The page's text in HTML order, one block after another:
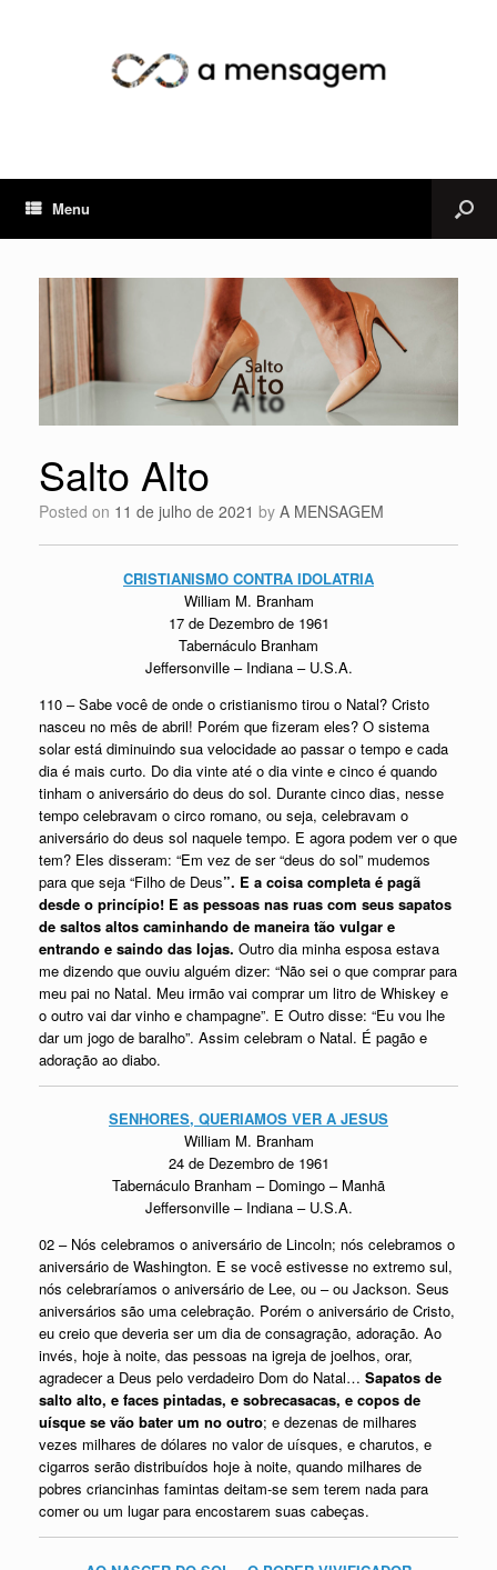
Menu
Salto Alto
Posted on 11 de julho de 2021 by A MENSAGEM
CRISTIANISMO CONTRA IDOLATRIA
William M. Branham
17 de Dezembro de 1961
Tabernáculo Branham
Jeffersonville – Indiana – U.S.A.
110 – Sabe você de onde o cristianismo tirou o Natal? Cristo
nasceu no mês de abril! Porém que fizeram eles? O sistema
solar está diminuindo sua velocidade ao passar o tempo e cada
dia é mais curto. Do dia vinte até o dia vinte e cinco é quando
tinham o aniversário do deus do sol. Durante cinco dias, nesse
tempo celebravam o circo romano, ou seja, celebravam o
aniversário do deus sol naquele tempo. E agora podem ver o que
tem? Eles disseram: “Em vez de ser “deus do sol” mudemos
para que seja “Filho de Deus”. E a coisa completa é pagã
desde o princípio! E as pessoas nas ruas com seus sapatos
de saltos altos caminhando de maneira tão vulgar e
entrando e saindo das lojas. Outro dia minha esposa estava
me dizendo que ouviu alguém dizer: “Não sei o que comprar para
meu pai no Natal. Meu irmão vai comprar um litro de Whiskey e
o outro vai dar vinho e champagne”. E Outro disse: “Eu vou lhe
dar um jogo de baralho”. Assim celebram o Natal. É pagão e
adoração ao diabo.
SENHORES, QUERIAMOS VER A JESUS
William M. Branham
24 de Dezembro de 1961
Tabernáculo Branham – Domingo – Manhã
Jeffersonville – Indiana – U.S.A.
02 – Nós celebramos o aniversário de Lincoln; nós celebramos o
aniversário de Washington. E se você estivesse no extremo sul,
nós celebraríamos o aniversário de Lee, ou – ou Jackson. Seus
aniversários são uma celebração. Porém o aniversário de Cristo,
eu creio que deveria ser um dia de consagração, adoração. Ao
invés, hoje à noite, das pessoas na igreja de joelhos, orar,
agradecer a Deus pelo verdadeiro Dom do Natal… Sapatos de
salto alto, e faces pintadas, e sobrecasacas, e copos de
uísque se vão bater um no outro; e dezenas de milhares
vezes milhares de dólares no valor de uísques, e charutos, e
cigarros serão distribuídos hoje à noite, quando milhares de
pobres criancinhas famintas deitam-se sem terem nada para
comer ou um lugar para encostarem suas cabeças.